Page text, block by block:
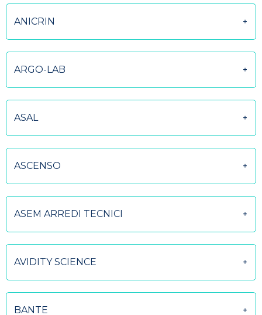
ANICRIN
ARGO-LAB
ASAL
ASCENSO
ASEM ARREDI TECNICI
AVIDITY SCIENCE
BANTE